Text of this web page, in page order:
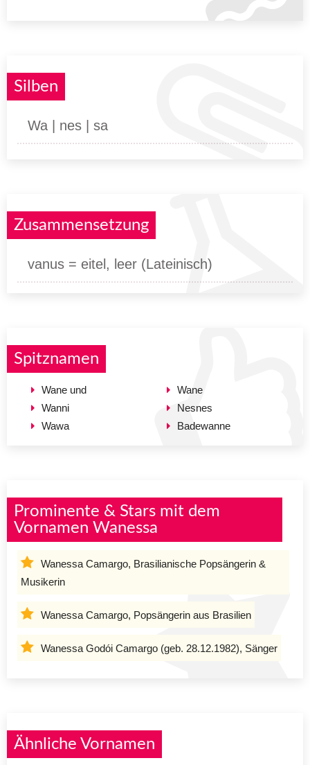
Silben
Wa | nes | sa
Zusammensetzung
vanus = eitel, leer (Lateinisch)
Spitznamen
Wane und
Wanni
Wawa
Wane
Nesnes
Badewanne
Prominente & Stars mit dem
Vornamen Wanessa
Wanessa Camargo, Brasilianische Popsängerin &
Musikerin
Wanessa Camargo, Popsängerin aus Brasilien
Wanessa Godói Camargo (geb. 28.12.1982), Sänger
Ähnliche Vornamen